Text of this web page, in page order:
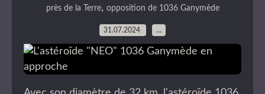
près de la Terre, opposition de 1036 Ganymède
31.07.2024 …